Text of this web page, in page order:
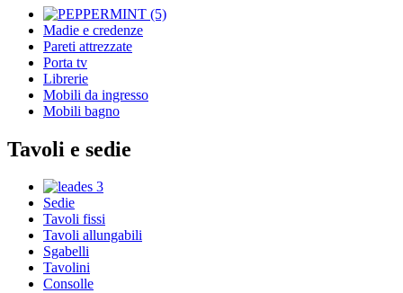
Madie e credenze
Pareti attrezzate
Porta tv
Librerie
Mobili da ingresso
Mobili bagno
Tavoli e sedie
Sedie
Tavoli fissi
Tavoli allungabili
Sgabelli
Tavolini
Consolle